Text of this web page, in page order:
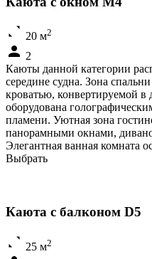
20 м2
2
Каюты данной категории
середине судна. Зона
кроватью, конвертируемой в
оборудована
пламени. Уютная зона
панорамными окнами,
Элегантная ванная комната
Выбрать
Каюта с балконом D5
25 м2